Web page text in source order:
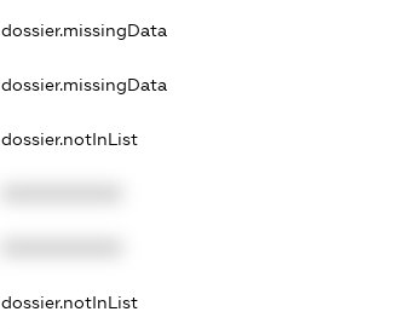
dossier.missingData
dossier.missingData
dossier.notInList
dossier.notInList